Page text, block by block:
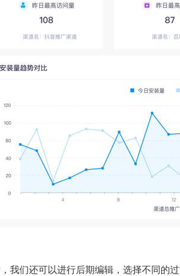
我们还可以进行后期编辑，选择不同的